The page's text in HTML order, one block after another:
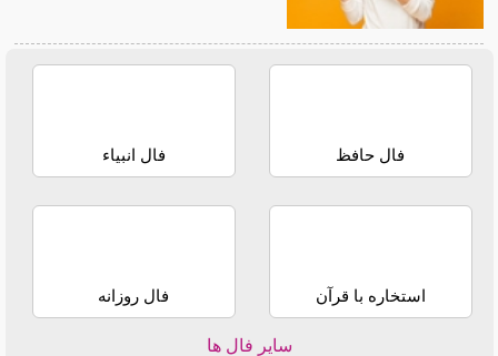
فال حافظ فال انبیاء
استخاره با قرآن فال روزانه
سایر فال ها